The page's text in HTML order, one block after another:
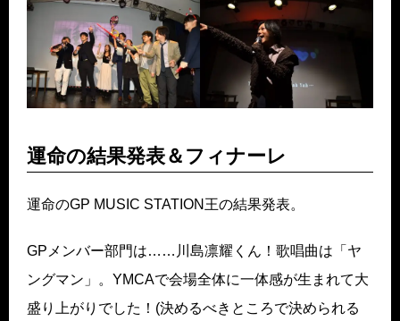
運命の結果発表＆フィナーレ
運命のGP MUSIC STATION王の結果発表。
GPメンバー部門は……川島凛耀くん！歌唱曲は「ヤ
ングマン」。YMCAで会場全体に一体感が生まれて大
盛り上がりでした！(決めるべきところで決められる